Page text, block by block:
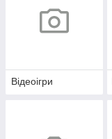
Відеоігри